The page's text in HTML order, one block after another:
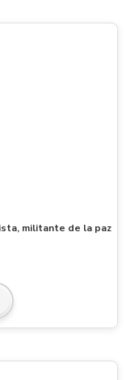
militante de la paz